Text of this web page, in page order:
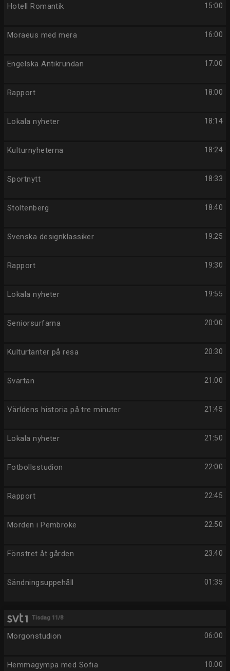
15:00
Hotell Romantik
16:00
Moraeus med mera
17:00
Engelska Antikrundan
18:00
Rapport
18:14
Lokala nyheter
18:24
Kulturnyheterna
18:33
Sportnytt
18:40
Stoltenberg
19:25
Svenska designklassiker
19:30
Rapport
19:55
Lokala nyheter
20:00
Seniorsurfarna
20:30
Kulturtanter på resa
21:00
Svärtan
21:45
Världens historia på tre minuter
21:50
Lokala nyheter
22:00
Fotbollsstudion
22:45
Rapport
22:50
Morden i Pembroke
23:40
Fönstret åt gården
01:35
Sändningsuppehåll
Tisdag 11/8
06:00
Morgonstudion
10:00
Hemmagympa med Sofia